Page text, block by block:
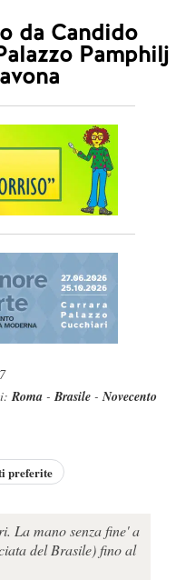
da Candido
Pamphilj
Roma-Brasile-Novecento
preferite
La mano senza fine' a
del Brasile) fino al